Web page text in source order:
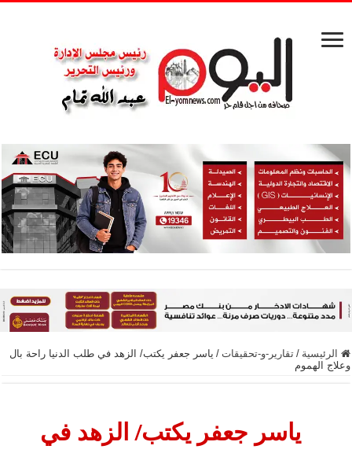
الرئيسية / تقارير-و-تحقيقات / ياسر جعفر يكتب/ الزهد في طلب الدنيا راحة بال
وعلاج الهموم
ياسر جعفر يكتب/ الزهد في